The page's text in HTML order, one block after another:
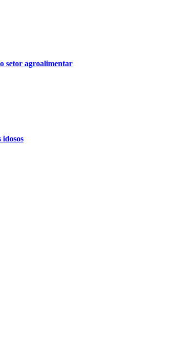
setor agroalimentar
idosos